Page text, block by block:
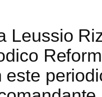
Leussio
este